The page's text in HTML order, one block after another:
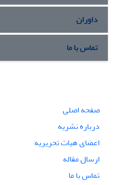
داوران
تماس با ما
صفحه اصلی
درباره نشریه
اعضای هیات تحریریه
ارسال مقاله
تماس با ما